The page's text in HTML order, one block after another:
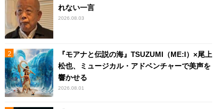
れない一言
2026.08.03
『モアナと伝説の海』TSUZUMI（ME:I）×尾上
松也、ミュージカル・アドベンチャーで美声を
響かせる
2026.08.01